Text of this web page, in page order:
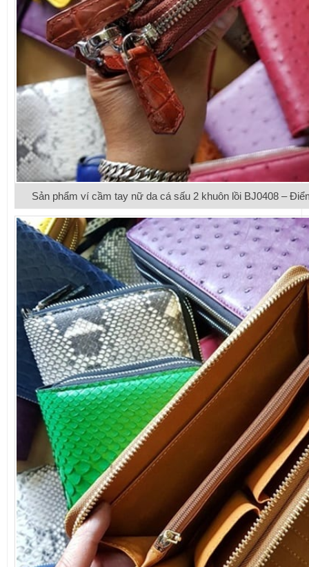
Sản phẩm ví cầm tay nữ da cá sấu 2 khuôn lồi BJ0408 –